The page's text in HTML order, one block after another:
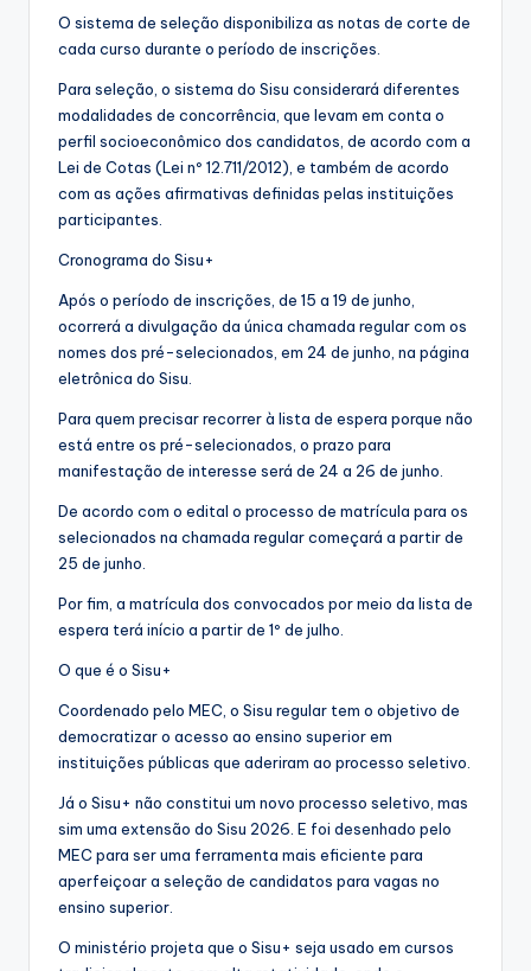
O sistema de seleção disponibiliza as notas de corte de
cada curso durante o período de inscrições.
Para seleção, o sistema do Sisu considerará diferentes
modalidades de concorrência, que levam em conta o
perfil socioeconômico dos candidatos, de acordo com a
Lei de Cotas (Lei nº 12.711/2012), e também de acordo
com as ações afirmativas definidas pelas instituições
participantes.
Cronograma do Sisu+
Após o período de inscrições, de 15 a 19 de junho,
ocorrerá a divulgação da única chamada regular com os
nomes dos pré-selecionados, em 24 de junho, na página
eletrônica do Sisu.
Para quem precisar recorrer à lista de espera porque não
está entre os pré-selecionados, o prazo para
manifestação de interesse será de 24 a 26 de junho.
De acordo com o edital o processo de matrícula para os
selecionados na chamada regular começará a partir de
25 de junho.
Por fim, a matrícula dos convocados por meio da lista de
espera terá início a partir de 1º de julho.
O que é o Sisu+
Coordenado pelo MEC, o Sisu regular tem o objetivo de
democratizar o acesso ao ensino superior em
instituições públicas que aderiram ao processo seletivo.
Já o Sisu+ não constitui um novo processo seletivo, mas
sim uma extensão do Sisu 2026. E foi desenhado pelo
MEC para ser uma ferramenta mais eficiente para
aperfeiçoar a seleção de candidatos para vagas no
ensino superior.
O ministério projeta que o Sisu+ seja usado em cursos